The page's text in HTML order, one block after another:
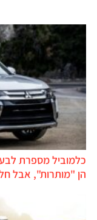
כלמוביל מספרת
הן "מותרות", אבל